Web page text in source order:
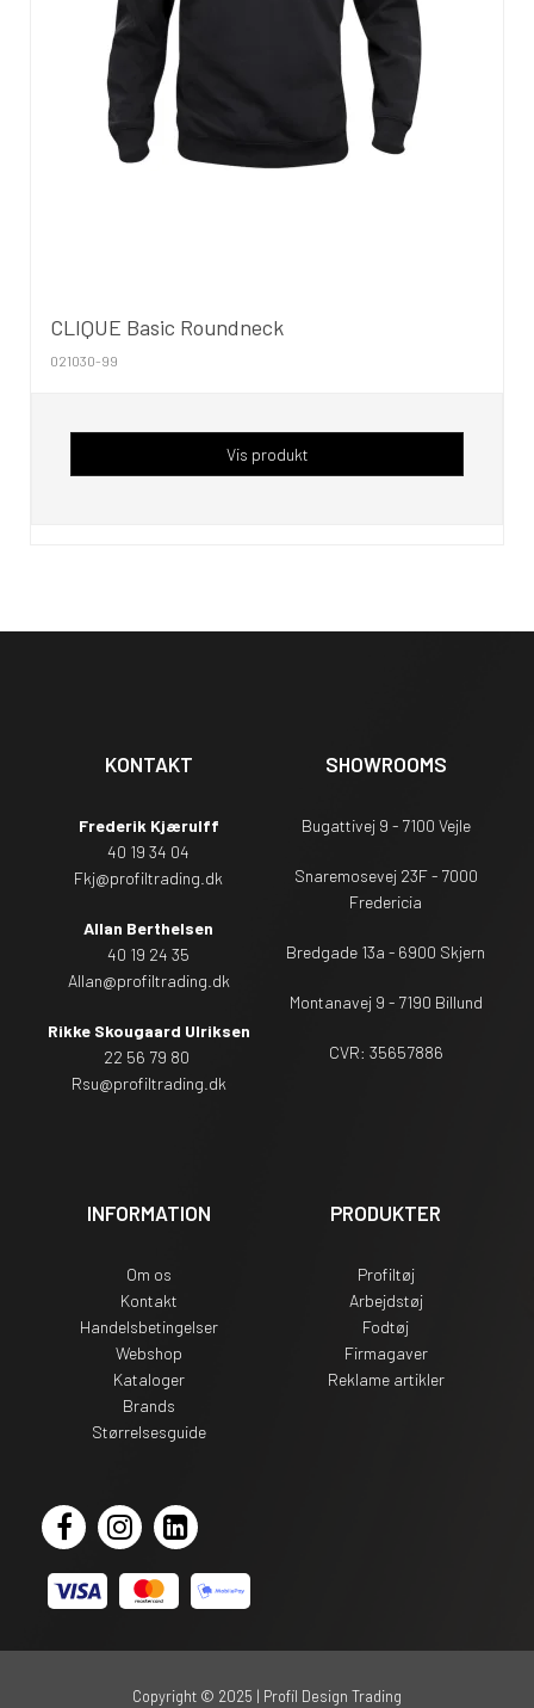
CLIQUE Basic Roundneck
021030-99
Vis produkt
KONTAKT
Frederik Kjærulff
40 19 34 04
Fkj@profiltrading.dk
Allan Berthelsen
40 19 24 35
Allan@profiltrading.dk
Rikke Skougaard Ulriksen
22 56 79 80
Rsu@profiltrading.dk
SHOWROOMS
Bugattivej 9 - 7100 Vejle
Snaremosevej 23F - 7000
Fredericia
Bredgade 13a - 6900 Skjern
Montanavej 9 - 7190 Billund
CVR: 35657886
INFORMATION
Om os
Kontakt
Handelsbetingelser
Webshop
Kataloger
Brands
Størrelsesguide
PRODUKTER
Profiltøj
Arbejdstøj
Fodtøj
Firmagaver
Reklame artikler
Copyright © 2025 | Profil Design Trading